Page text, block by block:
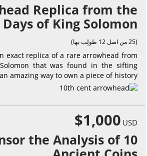
Replica from the
Days of King Solomon
(25 من اصل 12 طولِب بها)
exact replica of a rare arrowhead from
that was found in the sifting
amazing way to own a piece of history.
$1,000 USD
the Analysis of 10